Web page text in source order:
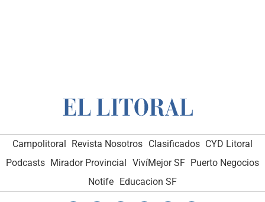
Campolitoral Revista Nosotros Clasificados CYD Litoral
Podcasts Mirador Provincial VivíMejor SF Puerto Negocios
Notife
Educacion SF